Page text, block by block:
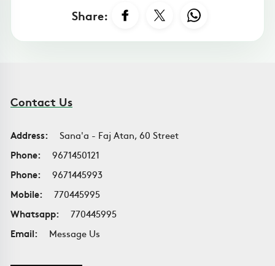
Share:
Contact Us
Address:
Sana'a - Faj Atan, 60 Street
Phone:
9671450121
Phone:
9671445993
Mobile:
770445995
Whatsapp:
770445995
Email:
Message Us